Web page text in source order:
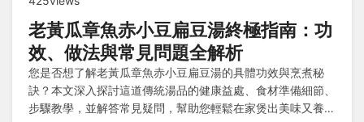
老黃瓜章魚赤小豆扁豆湯終極指南：功
效、做法與常見問題全解析
您是否想了解老黃瓜章魚赤小豆扁豆湯的具體功效與烹煮秘
訣？本文深入探討這道傳統湯品的健康益處、食材準備細節、
步驟教學，並解答常見疑問，幫助您輕鬆在家煲出美味又養生